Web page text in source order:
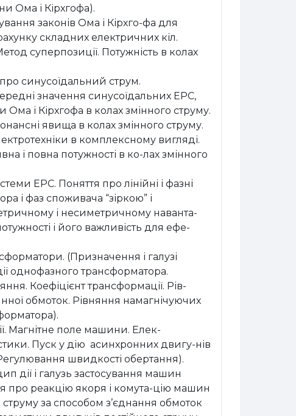
Ома і Кірхгофа).
законів Ома і Кірхго-фа для
складних електричних кіл.
суперпозиції. Потужність в колах
синусоїдальний струм.
значення синусоїдальних ЕРС,
Ома і Кірхгофа в колах змінного струму.
явища в колах змінного струму.
в комплексному вигляді.
і повна потужності в ко-лах змінного
ЕРС. Поняття про лінійні і фазні
і фаз споживача “зіркою” і
і несиметричному наванта-
і його важливість для ефе-
(Призначення і галузі
однофазного трансформатора.
Коефіцієнт трансформації. Рів-
обмоток. Рівняння намагнічуючих
Магнітне поле машини. Елек-
Пуск у дію асинхронних двигу-нів
швидкості обертання).
дії і галузь застосування машин
про реакцію якоря і комута-цію машин
за способом з’єднання обмоток